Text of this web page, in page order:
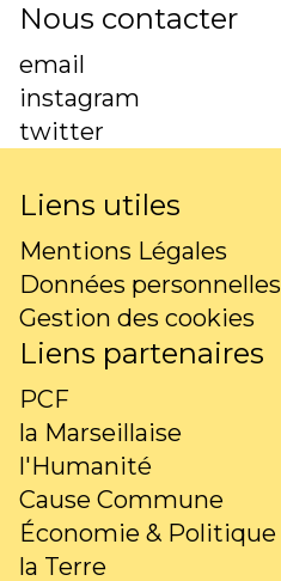
Nous contacter
email
instagram
twitter
Liens utiles
Mentions Légales
Données personnelles
Gestion des cookies
Liens partenaires
PCF
la Marseillaise
l'Humanité
Cause Commune
Économie & Politique
la Terre